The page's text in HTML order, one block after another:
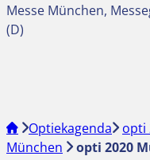
Messe München,
(D)
Optiekagenda opti
München
opti 2020